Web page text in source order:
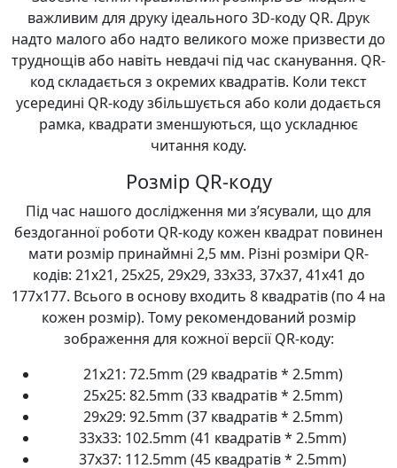
важливим для друку ідеального 3D-коду QR. Друк
надто малого або надто великого може призвести до
труднощів або навіть невдачі під час сканування. QR-
код складається з окремих квадратів. Коли текст
усередині QR-коду збільшується або коли додається
рамка, квадрати зменшуються, що ускладнює
читання коду.
Розмір QR-коду
Під час нашого дослідження ми з’ясували, що для
бездоганної роботи QR-коду кожен квадрат повинен
мати розмір принаймні 2,5 мм. Різні розміри QR-
кодів: 21x21, 25x25, 29x29, 33x33, 37x37, 41x41 до
177x177. Всього в основу входить 8 квадратів (по 4 на
кожен розмір). Тому рекомендований розмір
зображення для кожної версії QR-коду:
21x21: 72.5mm (29 квадратів * 2.5mm)
25x25: 82.5mm (33 квадратів * 2.5mm)
29x29: 92.5mm (37 квадратів * 2.5mm)
33x33: 102.5mm (41 квадратів * 2.5mm)
37x37: 112.5mm (45 квадратів * 2.5mm)